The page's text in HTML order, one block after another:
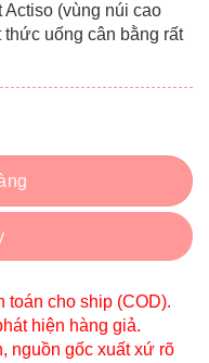
(vùng núi cao
thức uống cân bằng rất
toán cho ship (COD).
hiện hàng giả.
nguồn gốc xuất xứ rõ